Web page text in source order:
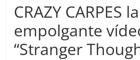
CRAZY CARPES
empolgante
“Stranger